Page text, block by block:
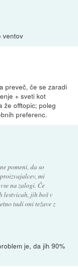
ventov
preveč, če se zaradi
+ sveti kot
že offtopic; poleg
preferenc.
pomeni, da so
mi
na zalogi. Če
lestvicah, jih boš v
tudi oni težave z
je, da jih 90%